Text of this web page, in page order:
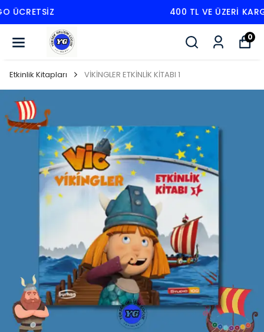
400 TL VE ÜZERI KARGO ÜCRETSIZ
0
Etkinlik Kitapları VİKİNGLER ETKİNLİK KİTABI 1